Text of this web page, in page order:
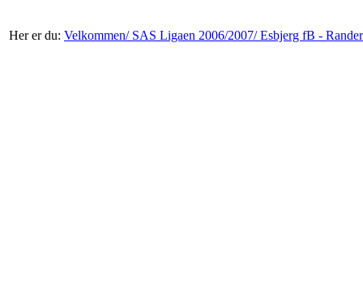
Her er du: Velkommen/ SAS Ligaen 2006/2007/Esbjerg fB -